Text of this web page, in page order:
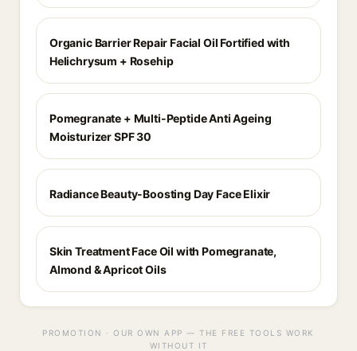
Organic Barrier Repair Facial Oil Fortified with
Helichrysum + Rosehip
Pomegranate + Multi-Peptide Anti Ageing
Moisturizer SPF 30
Radiance Beauty-Boosting Day Face Elixir
Skin Treatment Face Oil with Pomegranate,
Almond & Apricot Oils
PROMOTION · OUR OWN APP — THE FREE TOOLS WORK
WITHOUT IT